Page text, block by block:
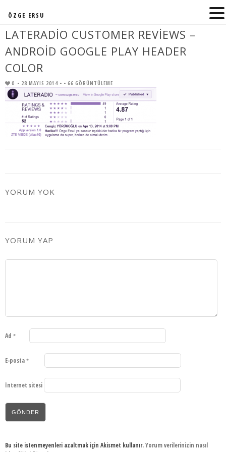
LATERADIO CUSTOMER REVIEWS –
ANDROID GOOGLE PLAY HEADER
COLOR
0 • 28 MAYIS 2014 • • 66 GÖRÜNTÜLEME
YORUM YOK
YORUM YAP
Ad *
E-posta *
İnternet sitesi
Bu site istenmeyenleri azaltmak için Akismet kullanır.Yorum verilerinizin nasıl
ÖZGE ERSU